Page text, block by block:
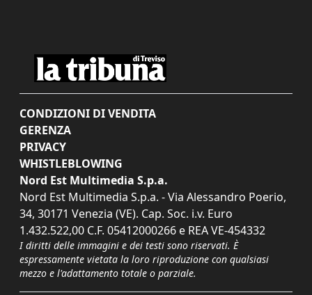
CONDIZIONI DI VENDITA
GERENZA
PRIVACY
WHISTLEBLOWING
Nord Est Multimedia S.p.a.
Nord Est Multimedia S.p.a. - Via Alessandro Poerio,
34, 30171 Venezia (VE). Cap. Soc. i.v. Euro
1.432.522,00 C.F. 05412000266 e REA VE-454332
I diritti delle immagini e dei testi sono riservati. È
espressamente vietata la loro riproduzione con qualsiasi
mezzo e l'adattamento totale o parziale.